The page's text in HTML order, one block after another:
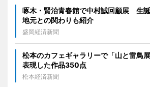
啄木・賢治青春館で中村誠回顧展 生誕
地元との関わりも紹介
盛岡経済新聞
松本のカフェギャラリーで「山と雷鳥
表現した作品350点
松本経済新聞